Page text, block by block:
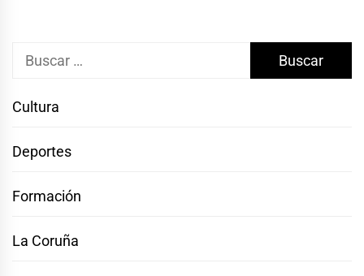
Buscar:
Cultura
Deportes
Formación
La Coruña